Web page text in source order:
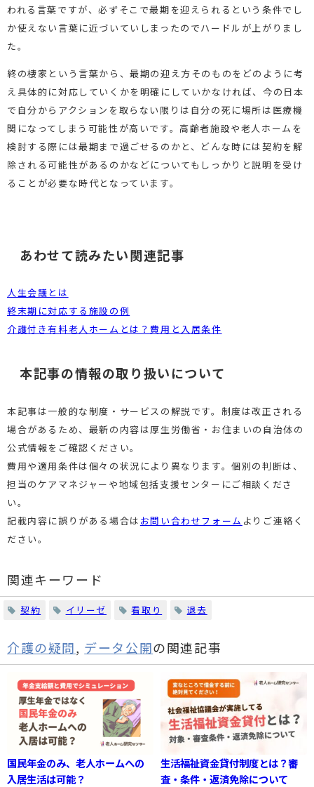
われる言葉ですが、必ずそこで最期を迎えられるという条件でし
か使えない言葉に近づいていしまったのでハードルが上がりまし
た。
終の棲家という言葉から、最期の迎え方そのものをどのように考
え具体的に対応していくかを明確にしていかなければ、今の日本
で自分からアクションを取らない限りは自分の死に場所は医療機
関になってしまう可能性が高いです。高齢者施設や老人ホームを
検討する際には最期まで過ごせるのかと、どんな時には契約を解
除される可能性があるのかなどについてもしっかりと説明を受け
ることが必要な時代となっています。
あわせて読みたい関連記事
人生会議とは
終末期に対応する施設の例
介護付き有料老人ホームとは？費用と入居条件
本記事の情報の取り扱いについて
本記事は一般的な制度・サービスの解説です。制度は改正される
場合があるため、最新の内容は厚生労働省・お住まいの自治体の
公式情報をご確認ください。
費用や適用条件は個々の状況により異なります。個別の判断は、
担当のケアマネジャーや地域包括支援センターにご相談くださ
い。
記載内容に誤りがある場合は お問い合わせフォーム よりご連絡く
ださい。
関連キーワード
契約 イリーゼ 看取り 退去
介護の疑問, データ公開の関連記事
国民年金のみ、老人ホームへの
入居生活は可能？
生活福祉資金貸付制度とは？審
査・条件・返済免除について